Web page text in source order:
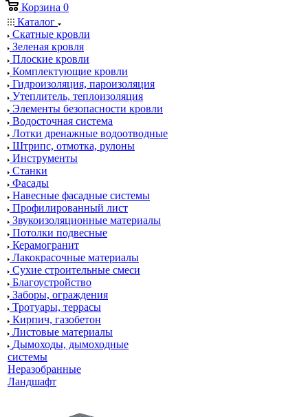
Корзина 0
Каталог
Скатные кровли
Зеленая кровля
Плоские кровли
Комплектующие кровли
Гидроизоляция, пароизоляция
Утеплитель, теплоизоляция
Элементы безопасности кровли
Водосточная система
Лотки дренажные водоотводные
Штрипс, отмотка, рулоны
Инструменты
Станки
Фасады
Навесные фасадные системы
Профилированный лист
Звукоизоляционные материалы
Потолки подвесные
Керамогранит
Лакокрасочные материалы
Сухие строительные смеси
Благоустройство
Заборы, ограждения
Тротуары, террасы
Кирпич, газобетон
Листовые материалы
Дымоходы, дымоходные
системы
Неразобранные
Ландшафт